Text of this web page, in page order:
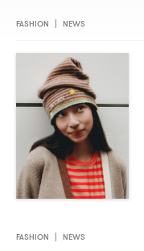
FASHION NEWS
FASHION NEWS